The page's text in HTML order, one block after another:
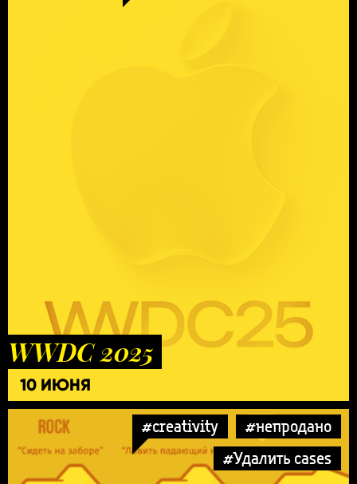
WWDC 2025
10 ИЮНЯ
#creativity
#непродано
#Удалить cases